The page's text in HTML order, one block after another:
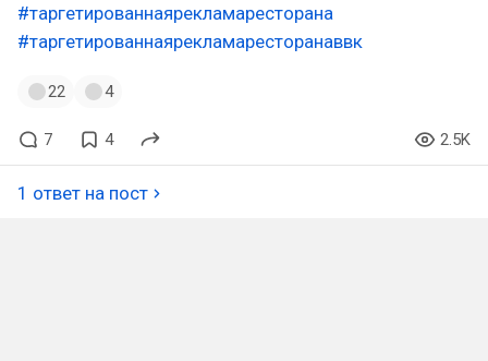
#таргетированнаярекламаресторана
#таргетированнаярекламаресторанаввк
22 4
7 4 2.5K
1 ответ на пост